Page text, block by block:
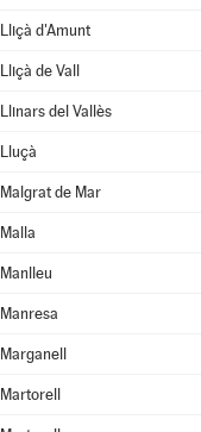
Lliçà d'Amunt
Lliçà de Vall
Llinars del Vallès
Lluçà
Malgrat de Mar
Malla
Manlleu
Manresa
Marganell
Martorell